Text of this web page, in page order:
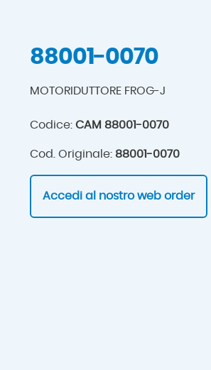
88001-0070
MOTORIDUTTORE FROG-J
Codice: CAM 88001-0070
Cod. Originale: 88001-0070
Accedi al nostro web order